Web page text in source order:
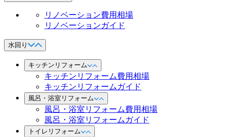
リノベーション費用相場
リノベーションガイド
水回り
キッチンリフォーム
キッチンリフォーム費用相場
キッチンリフォームガイド
風呂・浴室リフォーム
風呂・浴室リフォーム費用相場
風呂・浴室リフォームガイド
トイレリフォーム